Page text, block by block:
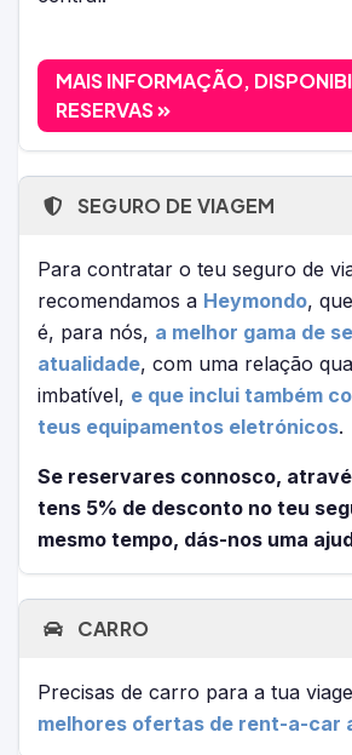
MAIS INFORMAÇÃO,
RESERVAS
SEGURO DE VIAGEM
Para contratar o teu seguro de
recomendamos a Heymondo,
é, para nós, a melhor gama de
atualidade, com uma relação
imbatível, e que inclui também
teus equipamentos eletrónicos.
Se reservares connosco,
tens 5% de desconto no teu
mesmo tempo, dás-nos uma
CARRO
Precisas de carro para a tua
melhores ofertas de rent-a-car